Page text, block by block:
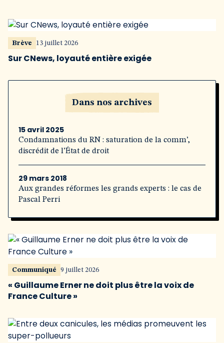
Brève 13 juillet 2026
Sur CNews, loyauté entière exigée
Dans nos archives
15 avril 2025
Condamnations du RN : saturation de la comm’,
discrédit de l’État de droit
29 mars 2018
Aux grandes réformes les grands experts : le cas de
Pascal Perri
Communiqué 9 juillet 2026
« Guillaume Erner ne doit plus être la voix de
France Culture »